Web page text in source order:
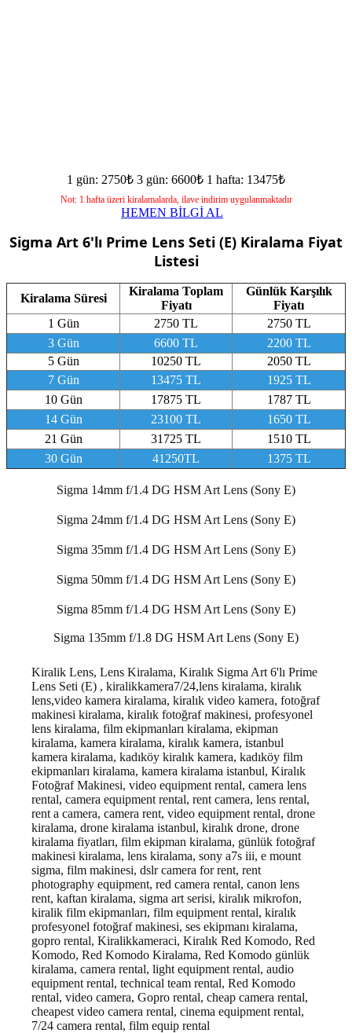
1 gün: 2750₺ 3 gün: 6600₺ 1 hafta: 13475₺
Not: 1 hafta üzeri kiralamalarda, ilave indirim uygulanmaktadır
HEMEN BİLGİ AL
Sigma Art 6'lı Prime Lens Seti (E) Kiralama Fiyat
Listesi
Kiralama Süresi
Kiralama Toplam
Fiyatı
Günlük Karşılık
Fiyatı
1 Gün
2750 TL
2750 TL
3 Gün
6600 TL
2200 TL
5 Gün
10250 TL
2050 TL
7 Gün
13475 TL
1925 TL
10 Gün
17875 TL
1787 TL
14 Gün
23100 TL
1650 TL
21 Gün
31725 TL
1510 TL
30 Gün
41250TL 1375 TL
Sigma 14mm f/1.4 DG HSM Art Lens (Sony E)
Sigma 24mm f/1.4 DG HSM Art Lens (Sony E)
Sigma 35mm f/1.4 DG HSM Art Lens (Sony E)
Sigma 50mm f/1.4 DG HSM Art Lens (Sony E)
Sigma 85mm f/1.4 DG HSM Art Lens (Sony E)
Sigma 135mm f/1.8 DG HSM Art Lens (Sony E)
Kiralik Lens, Lens Kiralama, Kiralık Sigma Art 6'lı Prime
Lens Seti (E) , kiralikkamera7/24,lens kiralama, kiralık
lens,video kamera kiralama, kiralık video kamera, fotoğraf
makinesi kiralama, kiralık fotoğraf makinesi, profesyonel
lens kiralama, film ekipmanları kiralama, ekipman
kiralama, kamera kiralama, kiralık kamera, istanbul
kamera kiralama, kadıköy kiralık kamera, kadıköy film
ekipmanları kiralama, kamera kiralama istanbul, Kiralık
Fotoğraf Makinesi, video equipment rental, camera lens
rental, camera equipment rental, rent camera, lens rental,
rent a camera, camera rent, video equipment rental, drone
kiralama, drone kiralama istanbul, kiralık drone, drone
kiralama fiyatları, film ekipman kiralama, günlük fotoğraf
makinesi kiralama, lens kiralama, sony a7s iii, e mount
sigma, film makinesi, dslr camera for rent, rent
photography equipment, red camera rental, canon lens
rent, kaftan kiralama, sigma art serisi, kiralık mikrofon,
kiralik film ekipmanları, film equipment rental, kiralık
profesyonel fotoğraf makinesi, ses ekipmanı kiralama,
gopro rental, Kiralikkameraci, Kiralık Red Komodo, Red
Komodo, Red Komodo Kiralama, Red Komodo günlük
kiralama, camera rental, light equipment rental, audio
equipment rental, technical team rental, Red Komodo
rental, video camera, Gopro rental, cheap camera rental,
cheapest video camera rental, cinema equipment rental,
7/24 camera rental, film equip rental